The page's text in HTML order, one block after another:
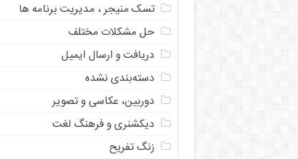
تسک منیجر ، مدیریت برنامه ها
حل مشکلات مختلف
دریافت و ارسال ایمیل
دسته‌بندی نشده
دوربین، عکاسی و تصویر
دیکشنری و فرهنگ لغت
زنگ تفریح